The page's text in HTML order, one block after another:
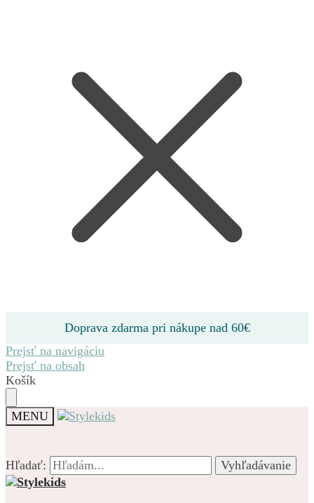
Prejsť na navigáciu
Prejsť na obsah
Košík
MENU
Hľadať: Vyhľadávanie
Hľadať: Vyhľadávanie
Doprava zdarma pri nákupe nad 60€